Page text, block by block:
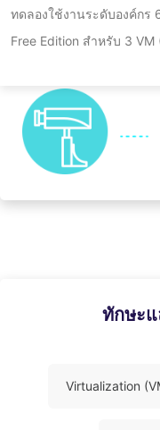
ทดลองใช้งานระดับองค์กร
Free Edition สำหรับ 3 VM
แสงยามเช้าที่สวยงามบน
อำเภอปาย สิ่งเหล่านี้กล
ทักษะ
Virtualization